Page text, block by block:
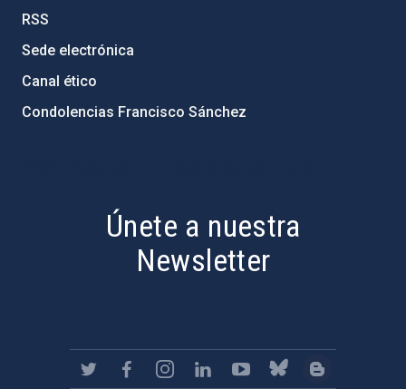
RSS
Sede electrónica
Canal ético
Condolencias Francisco Sánchez
Únete a nuestra
Newsletter